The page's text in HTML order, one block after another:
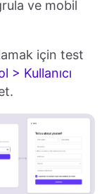
ve mobil
için test
> Kullanıcı